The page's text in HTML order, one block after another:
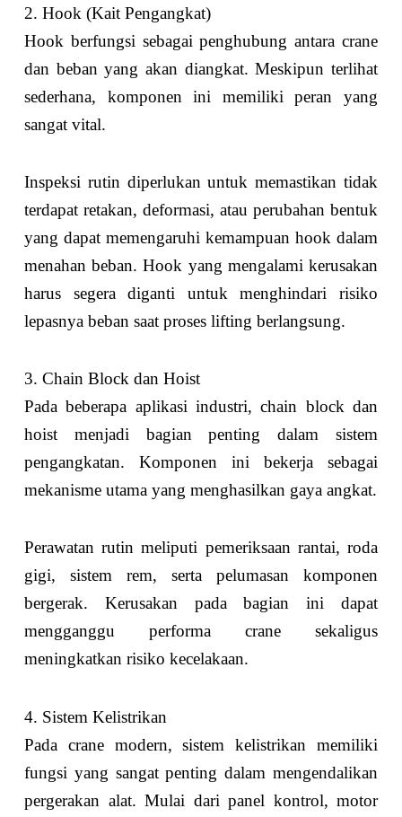
2. Hook (Kait Pengangkat)
Hook berfungsi sebagai penghubung antara crane
dan beban yang akan diangkat. Meskipun terlihat
sederhana, komponen ini memiliki peran yang
sangat vital.
Inspeksi rutin diperlukan untuk memastikan tidak
terdapat retakan, deformasi, atau perubahan bentuk
yang dapat memengaruhi kemampuan hook dalam
menahan beban. Hook yang mengalami kerusakan
harus segera diganti untuk menghindari risiko
lepasnya beban saat proses lifting berlangsung.
3. Chain Block dan Hoist
Pada beberapa aplikasi industri, chain block dan
hoist menjadi bagian penting dalam sistem
pengangkatan. Komponen ini bekerja sebagai
mekanisme utama yang menghasilkan gaya angkat.
Perawatan rutin meliputi pemeriksaan rantai, roda
gigi, sistem rem, serta pelumasan komponen
bergerak. Kerusakan pada bagian ini dapat
mengganggu performa crane sekaligus
meningkatkan risiko kecelakaan.
4. Sistem Kelistrikan
Pada crane modern, sistem kelistrikan memiliki
fungsi yang sangat penting dalam mengendalikan
pergerakan alat. Mulai dari panel kontrol, motor